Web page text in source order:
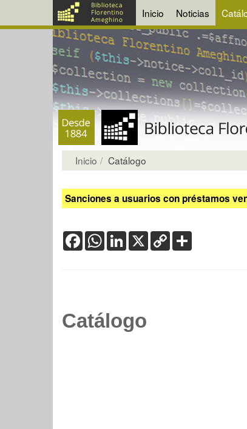
Inicio Noticias
Inicio Catálogo
Sanciones a usuarios con préstamos
FacebookWhatsApp
LinkedIn
X Copy
Link
Catálogo